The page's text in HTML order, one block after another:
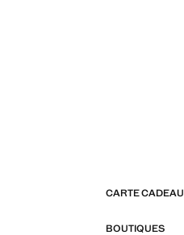
CARTE CADEAU
BOUTIQUES